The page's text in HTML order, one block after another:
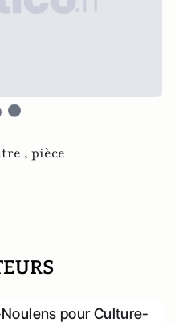
, pièce
pour Culture-